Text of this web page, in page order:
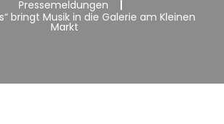
Pressemeldungen
bringt Musik in die Galerie am Kleinen
Markt